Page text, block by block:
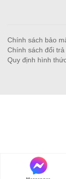
Chính sách bảo
Chính sách đổi
Quy định hình